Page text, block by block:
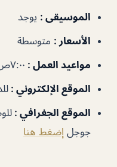
الموسيقى : يوجد
الأسعار : متوسطة
مواعيد العمل : ٧:٠٠ص–١٢:٠٠ص
الموقع الإلكتروني :
الموقع الجغرافي :
جوجل إضغط هنا